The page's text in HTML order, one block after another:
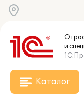
и
Каталог